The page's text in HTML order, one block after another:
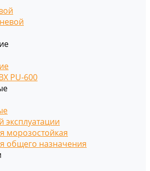
PU-600
эксплуатации
морозостойкая
общего назначения